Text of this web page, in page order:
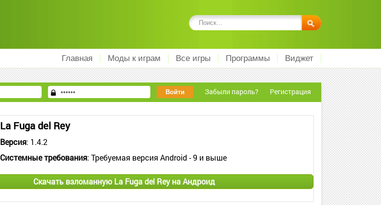
Главная Моды к играм Все игры Программы Виджет
Забыли пароль? Регистрация
La Fuga del Rey
Версия: 1.4.2
Системные требования: Требуемая версия Android - 9 и выше
Скачать взломанную La Fuga del Rey на Андроид